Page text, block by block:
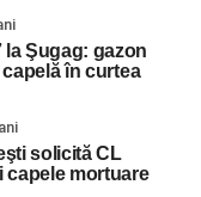
la Şugag: gazon
în curtea
solicită CL
capele mortuare